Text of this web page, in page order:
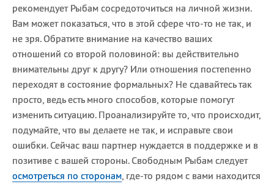
рекомендует Рыбам сосредоточиться на личной жизни.
Вам может показаться, что в этой сфере что-то не так, и
не зря. Обратите внимание на качество ваших
отношений со второй половиной: вы действительно
внимательны друг к другу? Или отношения постепенно
переходят в состояние формальных? Не сдавайтесь так
просто, ведь есть много способов, которые помогут
изменить ситуацию. Проанализируйте то, что происходит,
подумайте, что вы делаете не так, и исправьте свои
ошибки. Сейчас ваш партнер нуждается в поддержке и в
позитиве с вашей стороны. Свободным Рыбам следует
осмотреться по сторонам, где-то рядом с вами находится